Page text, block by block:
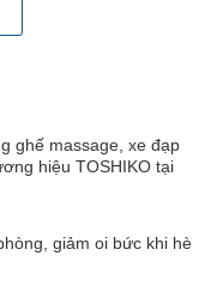
nghiệm âm thanh theo
vẻ thanh mảnh, thiết
hiển thị tràn ngập
căn phòng có diện
ghế massage, xe đạp
hiệu TOSHIKO tại
giảm oi bức khi hè